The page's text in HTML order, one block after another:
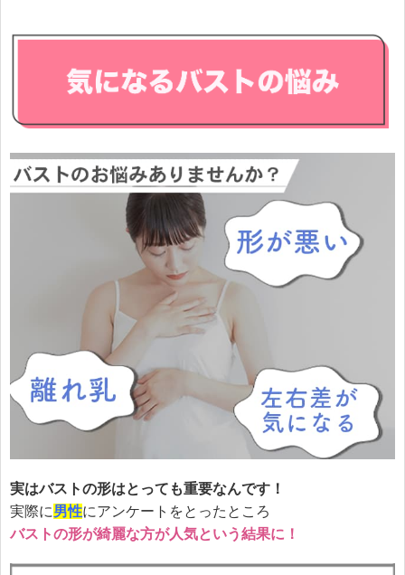
実はバストの形はとっても重要なんです！
実際に男性にアンケートをとったところ
バストの形が綺麗な方が人気という結果に！